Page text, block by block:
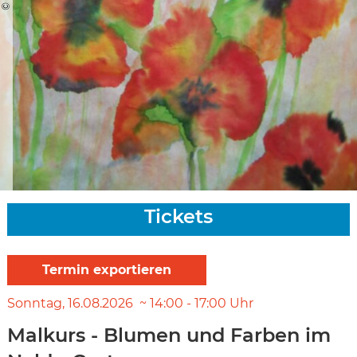
Sonntag 16.08.2026 14:00 - 17:00 Uhr
Malkurs - Blumen und Farben im
Tickets